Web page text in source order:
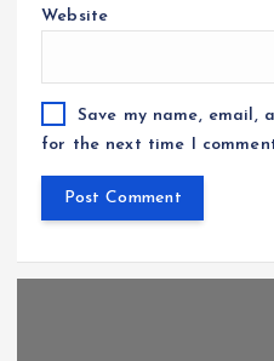
Website
Save my name, email,
for the next time I